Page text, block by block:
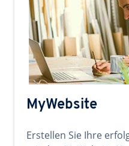
MyWebsite
Erstellen Sie Ihre